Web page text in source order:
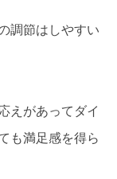
調節はしやすい
えがあってダイ
も満足感を得ら